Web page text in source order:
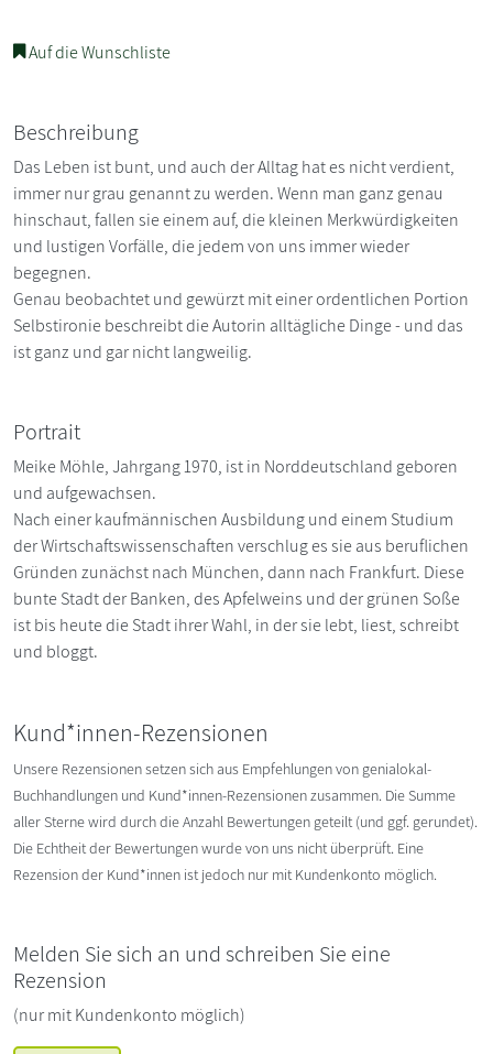
Auf die Wunschliste
Beschreibung
Das Leben ist bunt, und auch der Alltag hat es nicht verdient,
immer nur grau genannt zu werden. Wenn man ganz genau
hinschaut, fallen sie einem auf, die kleinen Merkwürdigkeiten
und lustigen Vorfälle, die jedem von uns immer wieder
begegnen.
Genau beobachtet und gewürzt mit einer ordentlichen Portion
Selbstironie beschreibt die Autorin alltägliche Dinge - und das
ist ganz und gar nicht langweilig.
Portrait
Meike Möhle, Jahrgang 1970, ist in Norddeutschland geboren
und aufgewachsen.
Nach einer kaufmännischen Ausbildung und einem Studium
der Wirtschaftswissenschaften verschlug es sie aus beruflichen
Gründen zunächst nach München, dann nach Frankfurt. Diese
bunte Stadt der Banken, des Apfelweins und der grünen Soße
ist bis heute die Stadt ihrer Wahl, in der sie lebt, liest, schreibt
und bloggt.
Kund*innen-Rezensionen
Unsere Rezensionen setzen sich aus Empfehlungen von genialokal-
Buchhandlungen und Kund*innen-Rezensionen zusammen. Die Summe
aller Sterne wird durch die Anzahl Bewertungen geteilt (und ggf. gerundet).
Die Echtheit der Bewertungen wurde von uns nicht überprüft. Eine
Rezension der Kund*innen ist jedoch nur mit Kundenkonto möglich.
Melden Sie sich an und schreiben Sie eine
Rezension
(nur mit Kundenkonto möglich)